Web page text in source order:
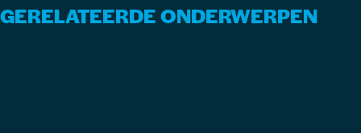
GERELATEERDE ONDERWERPEN